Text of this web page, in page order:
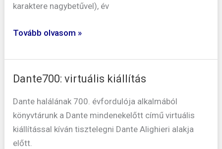
karaktere nagybetűvel), év
Tovább olvasom »
Dante700: virtuális kiállítás
Dante halálának 700. évfordulója alkalmából
könyvtárunk a Dante mindenekelőtt című virtuális
kiállítással kíván tisztelegni Dante Alighieri alakja
előtt.
Dante700:
kiállítás